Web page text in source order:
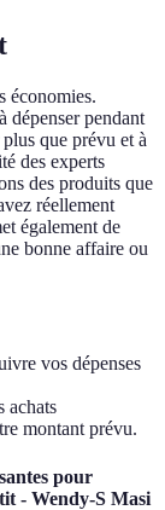
économies.
dépenser pendant
que prévu et à
des experts
des produits que
réellement
également de
bonne affaire ou
vos dépenses
achats
montant prévu.
pour
- Wendy-S Masi